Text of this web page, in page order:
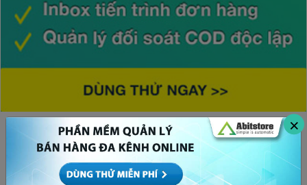
×
CHỦ ĐỀ HOT